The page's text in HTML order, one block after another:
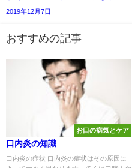
2019年12月7日
おすすめの記事
お口の病気とケア
口内炎の知識
口内炎の症状 口内炎の症状はその原因に